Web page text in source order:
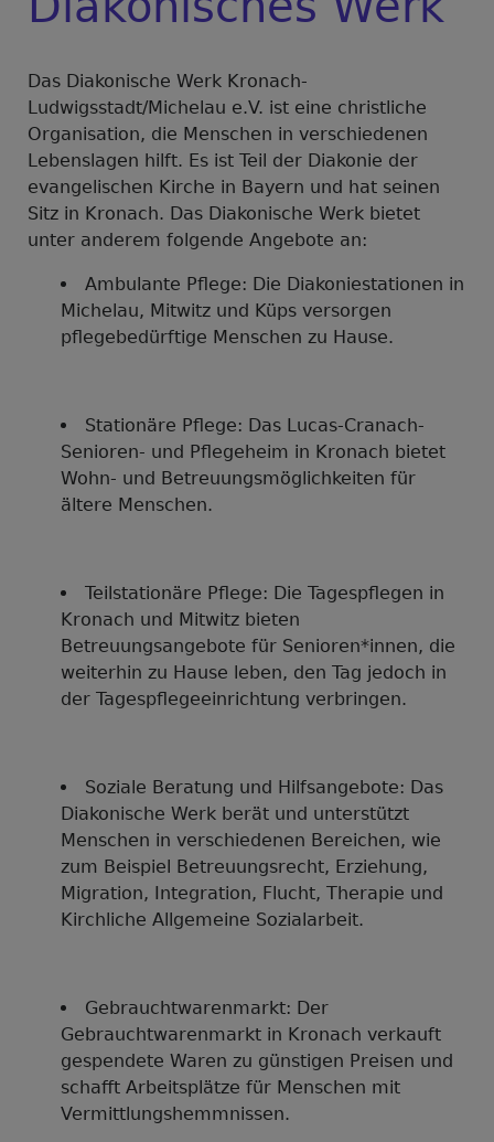
Das Diakonische Werk Kronach-
Ludwigsstadt/Michelau e.V. ist eine christliche
Organisation, die Menschen in verschiedenen
Lebenslagen hilft. Es ist Teil der Diakonie der
evangelischen Kirche in Bayern und hat seinen
Sitz in Kronach. Das Diakonische Werk bietet
unter anderem folgende Angebote an:
Ambulante Pflege: Die Diakoniestationen in
Michelau, Mitwitz und Küps versorgen
pflegebedürftige Menschen zu Hause.
Stationäre Pflege: Das Lucas-Cranach-
Senioren- und Pflegeheim in Kronach bietet
Wohn- und Betreuungsmöglichkeiten für
ältere Menschen.
Teilstationäre Pflege: Die Tagespflegen in
Kronach und Mitwitz bieten
Betreuungsangebote für Senioren*innen, die
weiterhin zu Hause leben, den Tag jedoch in
der Tagespflegeeinrichtung verbringen.
Soziale Beratung und Hilfsangebote: Das
Diakonische Werk berät und unterstützt
Menschen in verschiedenen Bereichen, wie
zum Beispiel Betreuungsrecht, Erziehung,
Migration, Integration, Flucht, Therapie und
Kirchliche Allgemeine Sozialarbeit.
Gebrauchtwarenmarkt: Der
Gebrauchtwarenmarkt in Kronach verkauft
gespendete Waren zu günstigen Preisen und
schafft Arbeitsplätze für Menschen mit
Vermittlungshemmnissen.